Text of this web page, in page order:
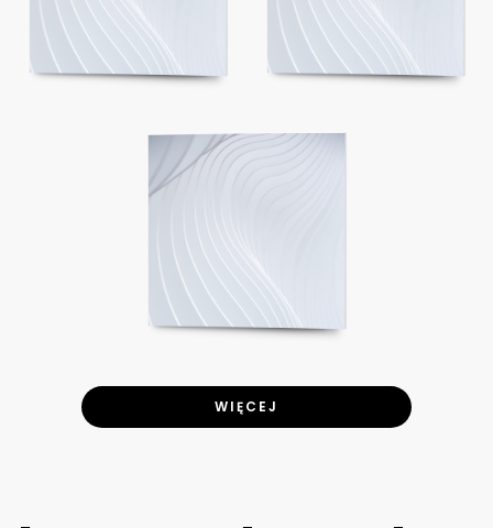
WIĘCEJ